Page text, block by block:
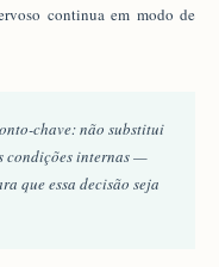
continua em modo de
chave: não substitui
condições internas —
que essa decisão seja